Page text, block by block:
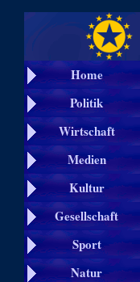
Home
Politik
Wirtschaft
Medien
Kultur
Gesellschaft
Sport
Natur